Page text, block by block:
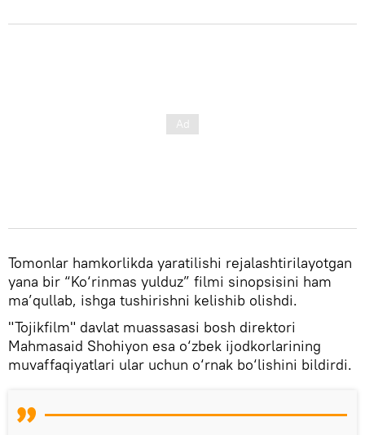
Tomonlar hamkorlikda yaratilishi rejalashtirilayotgan
yana bir “Ko‘rinmas yulduz” filmi sinopsisini ham
ma’qullab, ishga tushirishni kelishib olishdi.
"Tojikfilm" davlat muassasasi bosh direktori
Mahmasaid Shohiyon esa o‘zbek ijodkorlarining
muvaffaqiyatlari ular uchun o‘rnak bo‘lishini bildirdi.